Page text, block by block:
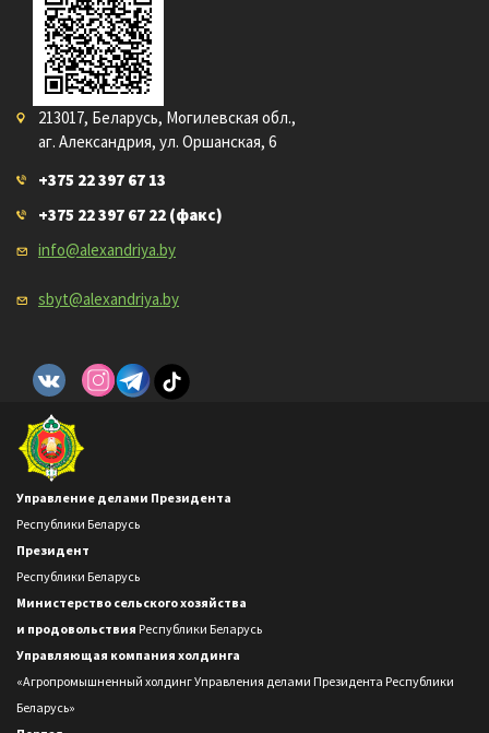
213017, Беларусь, Могилевская обл.,
аг. Александрия, ул. Оршанская, 6
+375 22 397 67 13
+375 22 397 67 22 (факс)
info@alexandriya.by
sbyt@alexandriya.by
Управление делами Президента
Республики Беларусь
Президент
Республики Беларусь
Министерство сельского хозяйства
и продовольствия Республики Беларусь
Управляющая компания холдинга
«Агропромышненный холдинг Управления делами Президента Республики
Беларусь»